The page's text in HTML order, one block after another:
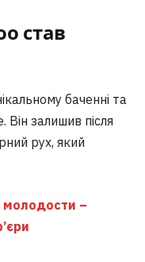
став
баченні та
Він залишив після
рух, який
–